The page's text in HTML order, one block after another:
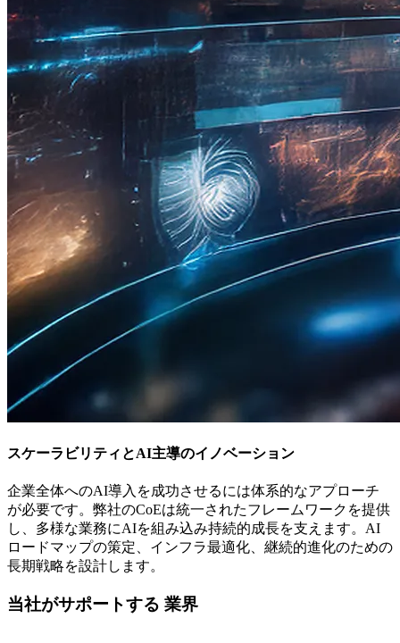
スケーラビリティとAI主導のイノベーション
企業全体へのAI導入を成功させるには体系的なアプローチ
が必要です。弊社のCoEは統一されたフレームワークを提供
し、多様な業務にAIを組み込み持続的成長を支えます。AI
ロードマップの策定、インフラ最適化、継続的進化のための
長期戦略を設計します。
当社がサポートする 業界